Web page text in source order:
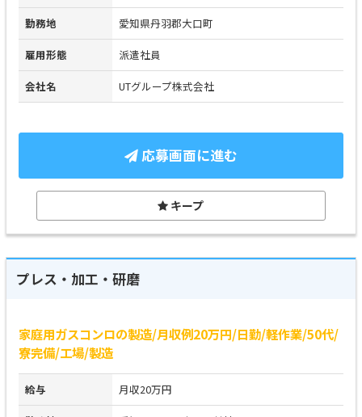
勤務地 愛知県丹羽郡大口町
雇用形態 派遣社員
会社名 UTグループ株式会社
応募画面に進む
キープ
プレス・加工・研磨
家庭用ガスコンロの製造/月収例20万円/日勤/軽作業/50代/
寮完備/工場/製造
給与 月収20万円